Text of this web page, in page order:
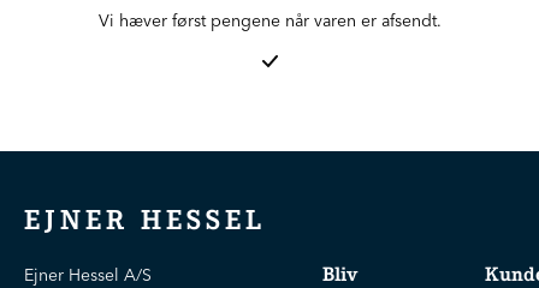
Vi hæver først pengene når varen er afsendt.
EJNER HESSEL
Ejner Hessel A/S
Bliv